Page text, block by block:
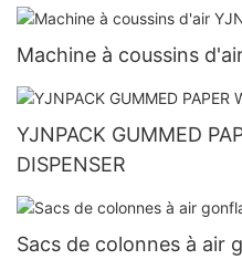
Machine à coussins
YJNPACK GUMMED
DISPENSER
Sacs de colonnes à air